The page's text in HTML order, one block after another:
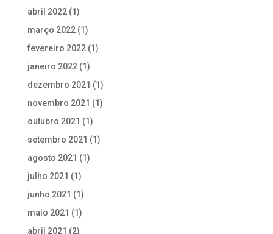
abril 2022(1)
março 2022(1)
fevereiro 2022(1)
janeiro 2022(1)
dezembro 2021 (1)
novembro 2021 (1)
outubro 2021 (1)
setembro 2021 (1)
agosto 2021 (1)
julho 2021 (1)
junho 2021 (1)
maio 2021 (1)
abril 2021 (2)